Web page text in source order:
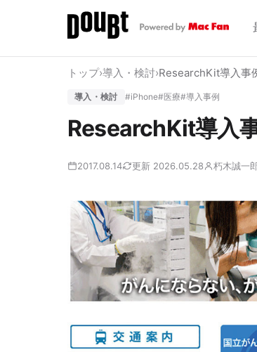
トップ›導入・検討›ResearchKit導入事
導入・検討 #iPhone#医療#導入事例
ResearchKit導入
2017.08.14 更新 2026.05.28 朽木誠一